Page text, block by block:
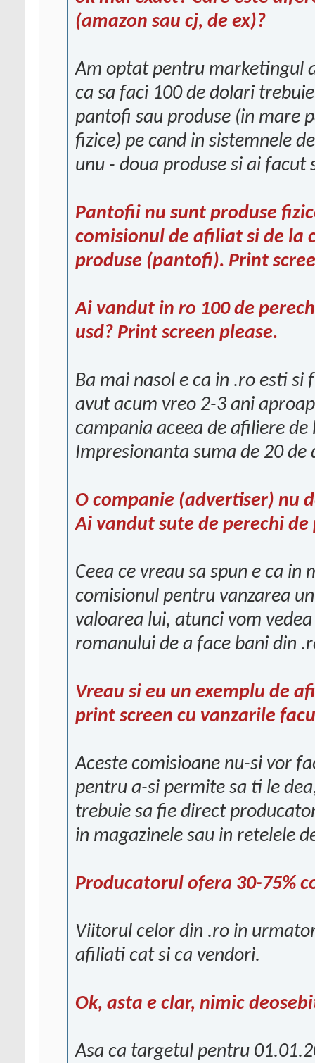
(amazon sau cj, de ex)?
Am optat pentru marketingul
ca sa faci 100 de dolari
pantofi sau produse (in mare
fizice) pe cand in sistemnele
unu - doua produse si ai facut
Pantofii nu sunt produse
comisionul de afiliat si de la
produse (pantofi). Print
Ai vandut in ro 100 de
usd? Print screen please.
Ba mai nasol e ca in .ro esti
avut acum vreo 2-3 ani
campania aceea de afiliere
Impresionanta suma de 20 de
O companie (advertiser) nu
Ai vandut sute de perechi
Ceea ce vreau sa spun e ca
comisionul pentru vanzarea
valoarea lui, atunci vom
romanului de a face bani din
Vreau si eu un exemplu de
print screen cu vanzarile
Aceste comisioane nu-si vor
pentru a-si permite sa ti le
trebuie sa fie direct
in magazinele sau in retelele
Producatorul ofera 30-75%
Viitorul celor din .ro in
afiliati cat si ca vendori.
Ok, asta e clar, nimic
Asa ca targetul pentru